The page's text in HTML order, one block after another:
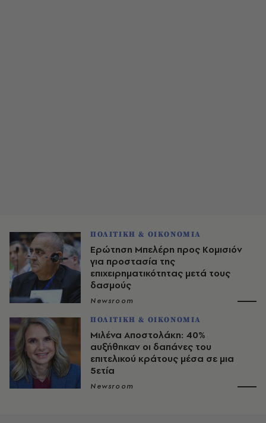
ΠΟΛΙΤΙΚΗ & ΟΙΚΟΝΟΜΙΑ
Ερώτηση Μπελέρη προς Κομισιόν
για προστασία της
επιχειρηματικότητας μετά τους
δασμούς
Newsroom
ΠΟΛΙΤΙΚΗ & ΟΙΚΟΝΟΜΙΑ
Μιλένα Αποστολάκη: 40%
αυξήθηκαν οι δαπάνες του
επιτελικού κράτους μέσα σε μια
5ετία
Newsroom